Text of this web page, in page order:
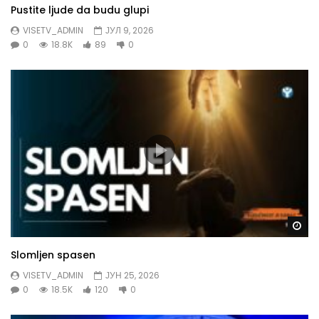
Pustite ljude da budu glupi
VISETV_ADMIN
ЈУЛ 9, 2026
0
18.8K 89 0
Slomljen spasen
VISETV_ADMIN
ЈУН 25, 2026
0
18.5K 120 0